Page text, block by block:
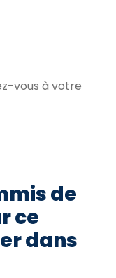
vous à votre
de
ce
dans